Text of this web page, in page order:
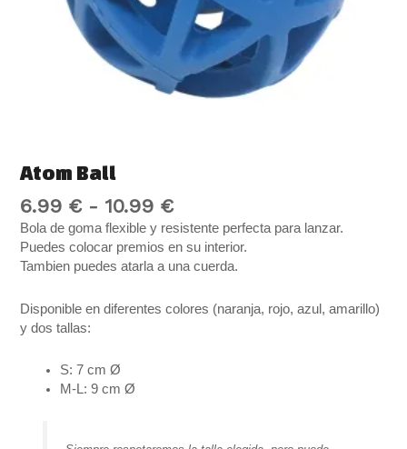
Atom Ball
6.99 € - 10.99 €
Bola de goma flexible y resistente perfecta para lanzar.
Puedes colocar premios en su interior.
Tambien puedes atarla a una cuerda.
Disponible en diferentes colores (naranja, rojo, azul, amarillo)
y dos tallas:
S: 7 cm Ø
M-L: 9 cm Ø